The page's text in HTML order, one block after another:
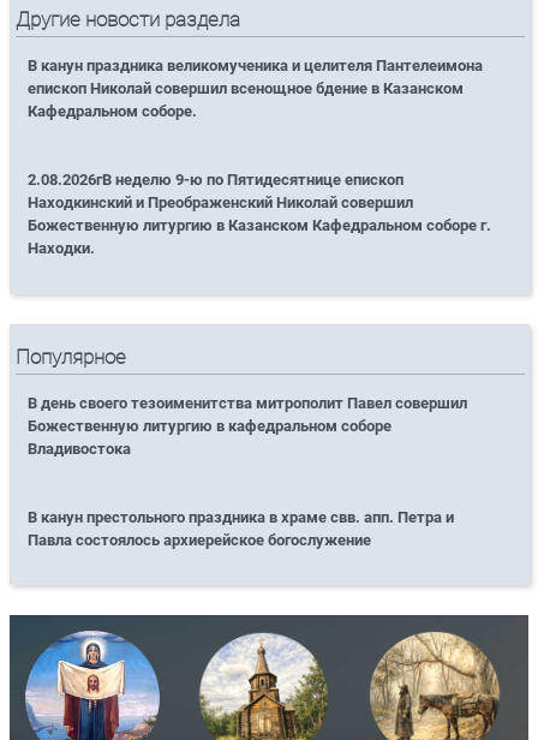
Другие новости раздела
В канун праздника великомученика и целителя Пантелеимона
епископ Николай совершил всенощное бдение в Казанском
Кафедральном соборе.
2.08.2026гВ неделю 9-ю по Пятидесятнице епископ
Находкинский и Преображенский Николай совершил
Божественную литургию в Казанском Кафедральном соборе г.
Находки.
Популярное
В день своего тезоименитства митрополит Павел совершил
Божественную литургию в кафедральном соборе
Владивостока
В канун престольного праздника в храме свв. апп. Петра и
Павла состоялось архиерейское богослужение